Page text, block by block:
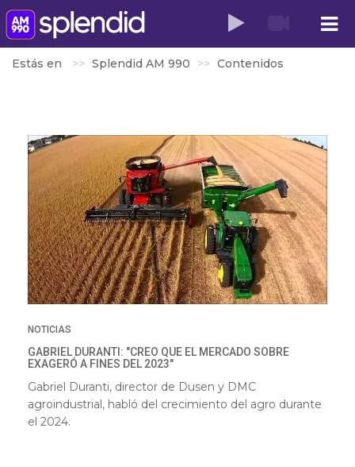
Estás en Splendid AM 990 Contenidos
NOTICIAS
GABRIEL DURANTI: "CREO QUE EL MERCADO SOBRE
EXAGERÓ A FINES DEL 2023"
Gabriel Duranti, director de Dusen y DMC
agroindustrial, habló del crecimiento del agro durante
el 2024.